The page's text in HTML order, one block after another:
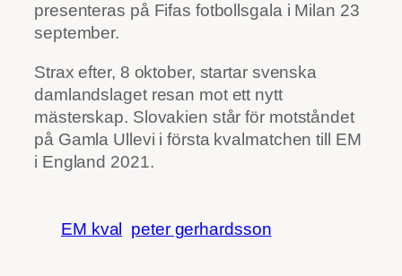
presenteras på Fifas fotbollsgala i Milan 23
september.
Strax efter, 8 oktober, startar svenska
damlandslaget resan mot ett nytt
mästerskap. Slovakien står för motståndet
på Gamla Ullevi i första kvalmatchen till EM
i England 2021.
EM kval peter gerhardsson